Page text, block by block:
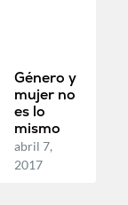
Género y
mujer no
es lo
mismo
abril 7,
2017